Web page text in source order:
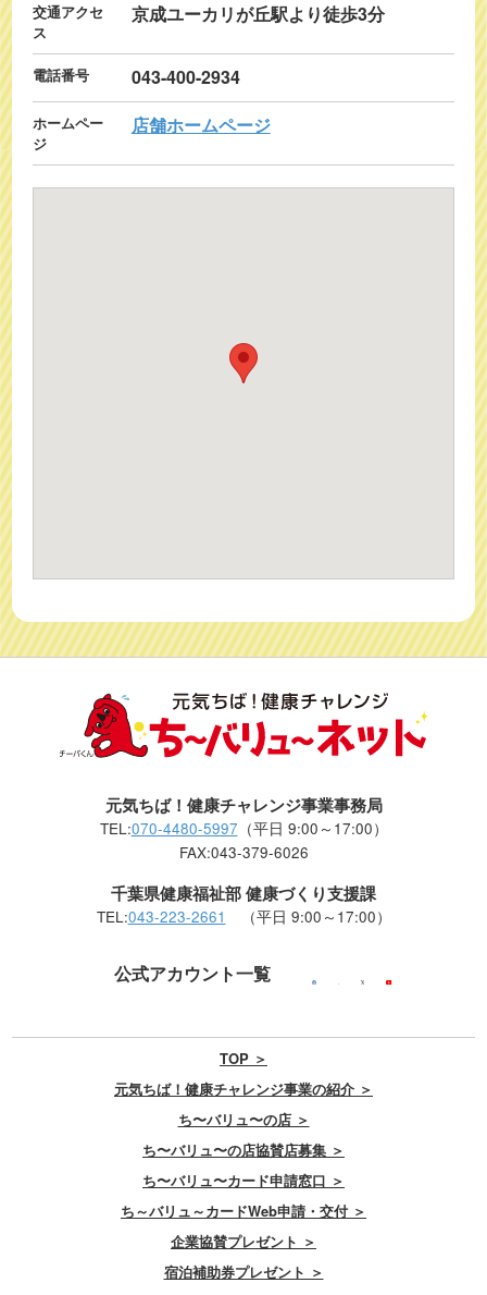
交通アクセ
ス
京成ユーカリが丘駅より徒歩3分
電話番号 043-400-2934
ホームペー
ジ
店舗ホームページ
元気ちば！健康チャレンジ事業事務局
TEL:070-4480-5997 （平日 9:00～17:00）
FAX:043-379-6026
千葉県健康福祉部 健康づくり支援課
TEL:043-223-2661 （平日 9:00～17:00）
公式アカウント一覧
TOP ＞
元気ちば！健康チャレンジ事業の紹介 ＞
ち〜バリュ〜の店 ＞
ち〜バリュ〜の店協賛店募集 ＞
ち〜バリュ〜カード申請窓口 ＞
ち～バリュ～カードWeb申請・交付 ＞
企業協賛プレゼント ＞
宿泊補助券プレゼント ＞